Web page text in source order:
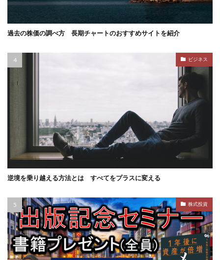
過去の株価の調べ方 長期チャートのおすすめサイトを紹介
ビジネス
逆境を乗り越える方法とは すべてをプラスに変える
株式投資